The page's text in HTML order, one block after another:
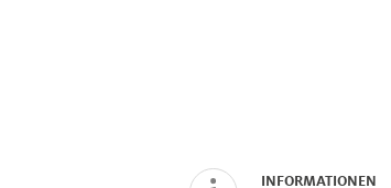
INFORMATIONEN